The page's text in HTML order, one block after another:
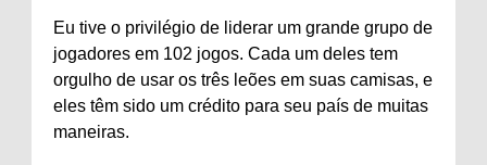
Eu tive o privilégio de liderar um grande grupo de
jogadores em 102 jogos. Cada um deles tem
orgulho de usar os três leões em suas camisas, e
eles têm sido um crédito para seu país de muitas
maneiras.